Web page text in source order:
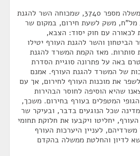
בנוסף לכך, החלטת ממשלה מספר 3740, שמכוחה השר להגנת
מל"ח, משק לשעת חירום, במקום שר
לכאורה עם חוק יסוד: הצבא,
והשר להגנת העורף יטילו
מאז הקמת המשרד להגנת
בינואר 2011, טרם באה על פתרונה סוגיית הסדרת
של המשרד להגנת העורף. אמנם
את מוכנות העורף לחירום, אך עם
שהיא הוסיפה לחוסר הבהירות
המטפלים בעורף בחירום. משכך,
שכל הנוגעים בדבר, ובעיקר שר
יחליטו ויקבעו את חלוקת תחומי
משרדיהם, לעניין היערכות העורף
לדיון והחלטת ממשלה בהקדם